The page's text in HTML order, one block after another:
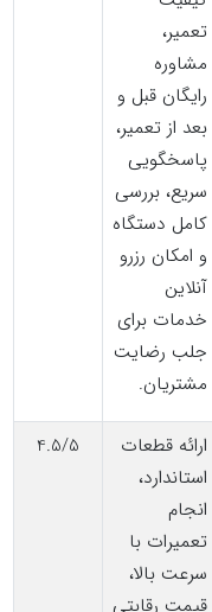
تعمیر،
مشاوره
رایگان قبل و
بعد از تعمیر،
پاسخگویی
سریع، بررسی
کامل دستگاه
و امکان رزرو
آنلاین
خدمات برای
جلب رضایت
مشتریان.
ارائه قطعات
استاندارد،
انجام
تعمیرات با
سرعت بالا،
قیمت رقابتی
4.5/5